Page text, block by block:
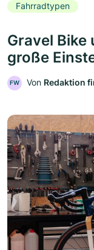
Fahrradtypen
Gravel Bike
große
FW Von Redaktion